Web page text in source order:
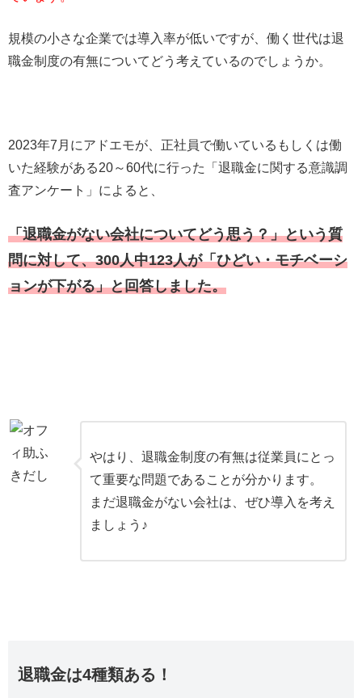
規模の小さな企業では導入率が低いですが、働く世代は退
職金制度の有無についてどう考えているのでしょうか。
2023年7月にアドエモが、正社員で働いているもしくは働
いた経験がある20～60代に行った「退職金に関する意識調
査アンケート」によると、
「退職金がない会社についてどう思う？」という質
問に対して、300人中123人が「ひどい・モチベーシ
ョンが下がる」と回答しました。
やはり、退職金制度の有無は従業員にとっ
て重要な問題であることが分かります。
まだ退職金がない会社は、ぜひ導入を考え
ましょう♪
退職金は4種類ある！